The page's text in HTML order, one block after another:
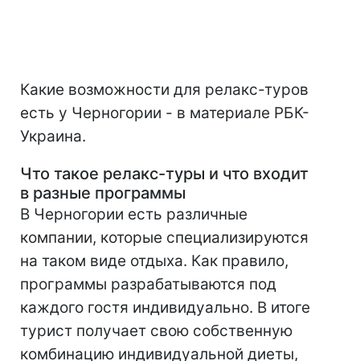
Какие возможности для релакс-туров
есть у Черногории - в материале РБК-
Украина.
Что такое релакс-туры и что входит
в разные программы
В Черногории есть различные
компании, которые специализируются
на таком виде отдыха. Как правило,
программы разрабатываются под
каждого гостя индивидуально. В итоге
турист получает свою собственную
комбинацию индивидуальной диеты,